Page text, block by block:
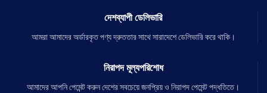
দেশব্যাপী ডেলিভারি
আমরা আমাদের অর্ডারকৃত পণ্য দ্রুততার সাথে সারাদেশে ডেলিভারি করে থাকি।
নিরাপদ মূল্যপরিশোধ
আমাদের আপনি পেমেন্ট করুন দেশের সবচেয়ে জনপ্রিয় ও নিরাপদ পেমেন্ট পদ্ধতিতে।